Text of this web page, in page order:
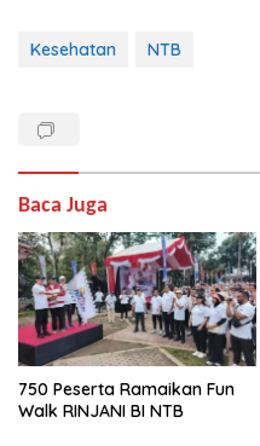
Kesehatan NTB
Baca Juga
750 Peserta Ramaikan Fun
Walk RINJANI BI NTB